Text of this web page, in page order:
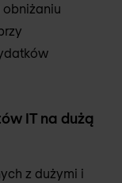
obniżaniu
IT na dużą
z dużymi i